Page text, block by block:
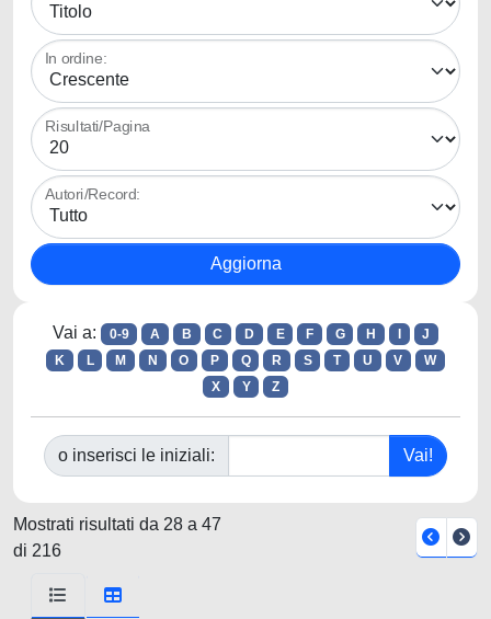
In ordine:
Risultati/Pagina
Autori/Record:
Vai a: 0-9 A B C D E F G H
J
K
L M N O P Q R S T U V
W
X
Y Z
o inserisci le iniziali:
Mostrati risultati da 28 a 47
di 216